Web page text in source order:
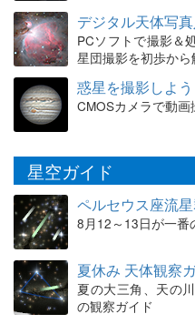
デジタル天体写
PCソフトで撮影＆
星団撮影を初歩から
惑星を撮影しよう
CMOSカメラで動
星空ガイド
ペルセウス座流
8月12～13日が一番
夏休み 天体観察
夏の大三角、天の
の観察ガイド